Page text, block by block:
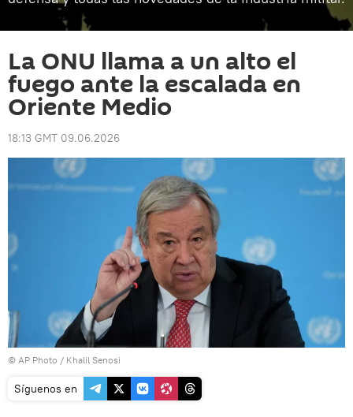
La ONU llama a un alto el
fuego ante la escalada en
Oriente Medio
18:13 GMT 09.06.2026
© AP Photo / Khalil Senosi
Síguenos en